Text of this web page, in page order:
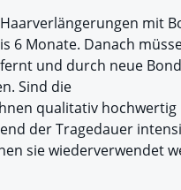
mit
6 Monate. Danach
und durch neue
Sind die
qualitativ hochwertig
der Tragedauer
sie wiederverwendet